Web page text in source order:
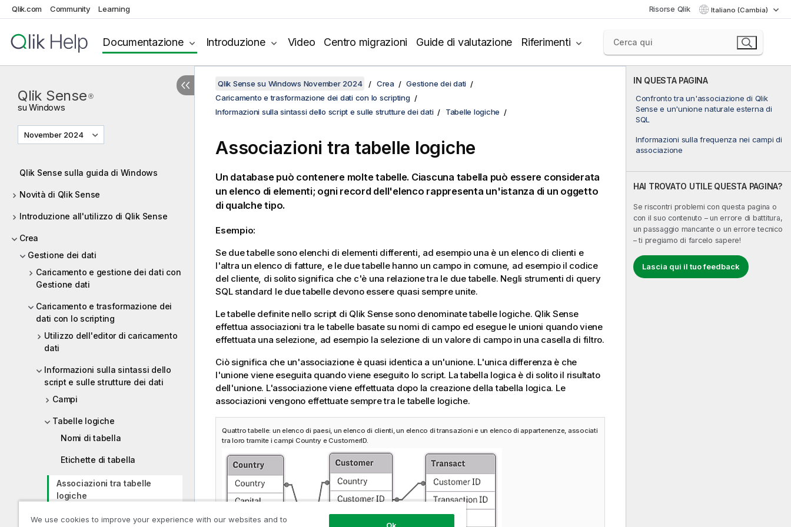
Qlik.com Community Learning Risorse Qlik Italiano (Cambia)
Documentazione Introduzione Video Centro migrazioni Guide di valutazione Riferimenti
Qlik Sense ®
suWindows
November 2024
Qlik Sense sulla guida di Windows
Novità di Qlik Sense
Introduzione all'utilizzo di Qlik Sense
Crea
Gestione dei dati
Caricamento e gestione dei dati con
Gestione dati
Caricamento e trasformazione dei
dati con lo scripting
Utilizzo dell'editor di caricamento
dati
Informazioni sulla sintassi dello
script e sulle strutture dei dati
Campi
Tabelle logiche
Nomi di tabella
Etichette di tabella
Associazioni tra tabelle
logiche
Chiavi sintetiche
IN QUESTA PAGINA
Confronto tra un'associazione di Qlik
Sense e un'unione naturale esterna di
SQL
Informazioni sulla frequenza nei campi di
associazione
HAI TROVATO UTILE QUESTA PAGINA?
Se riscontri problemi con questa pagina o
con il suo contenuto – un errore di battitura,
un passaggio mancante o un errore tecnico
– ti pregiamo di farcelo sapere!
Lascia qui il tuo feedback
Qlik Sense su Windows November 2024 Crea
Gestione dei dati
Caricamento e trasformazione dei dati con lo scripting
Informazioni sulla sintassi dello script e sulle strutture dei dati
Tabelle logiche
Associazioni tra tabelle logiche
Un database può contenere molte tabelle. Ciascuna tabella può essere considerata
un elenco di elementi; ogni record dell'elenco rappresenta un'istanza di un oggetto
di qualche tipo.
Esempio:
Se due tabelle sono elenchi di elementi differenti, ad esempio una è un elenco di clienti e
l'altra un elenco di fatture, e le due tabelle hanno un campo in comune, ad esempio il codice
del cliente, di solito significa che c'è una relazione tra le due tabelle. Negli strumenti di query
SQL standard le due tabelle devono essere quasi sempre unite.
Le tabelle definite nello script di Qlik Sensesono denominate tabelle logiche. Qlik Sense
effettua associazioni tra le tabelle basate su nomi di campo ed esegue le unioni quando viene
effettuata una selezione, ad esempio la selezione di un valore di campo in una casella di filtro.
Ciò significa che un'associazione è quasi identica a un'unione. L'unica differenza è che
l'unione viene eseguita quando viene eseguito lo script. La tabella logica è di solito il risultato
dell'unione. L'associazione viene effettuata dopo la creazione della tabella logica. Le
associazioni vengono effettuate sempre tra le tabelle logiche.
Quattro tabelle: un elenco di paesi, un elenco di clienti, un elenco di transazioni e un elenco di appartenenze, associati
tra loro tramite i campi Country eCustomerID.
We use cookies to improve your experience with our websites and to